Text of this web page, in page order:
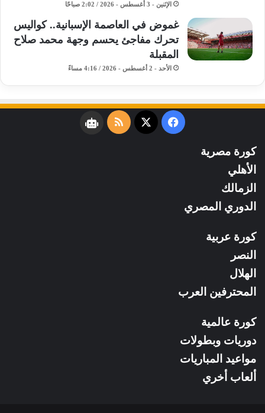
الإثنين - 3 أغسطس - 2026 / 2:02 صباحًا
غموض في العاصمة الإسبانية.. كواليس
تحرك مفاجئ يحسم وجهة محمد صلاح
المقبلة
الأحد - 2 أغسطس - 2026 / 4:16 مساءً
فيسبوك
‫X
ملخصنبض
كورة مصرية
الأهلي
الزمالك
الدوري المصري
كورة عربية
النصر
الهلال
المحترفين العرب
كورة عالمية
دوريات وبطولات
مواعيد المباريات
ألعاب أخري